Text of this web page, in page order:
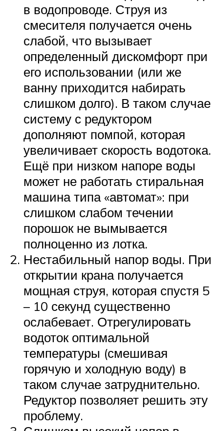
в водопроводе. Струя из
смесителя получается очень
слабой, что вызывает
определенный дискомфорт при
его использовании (или же
ванну приходится набирать
слишком долго). В таком случае
систему с редуктором
дополняют помпой, которая
увеличивает скорость водотока.
Ещё при низком напоре воды
может не работать стиральная
машина типа «автомат»: при
слишком слабом течении
порошок не вымывается
полноценно из лотка.
Нестабильный напор воды. При
открытии крана получается
мощная струя, которая спустя 5
– 10 секунд существенно
ослабевает. Отрегулировать
водоток оптимальной
температуры (смешивая
горячую и холодную воду) в
таком случае затруднительно.
Редуктор позволяет решить эту
проблему.